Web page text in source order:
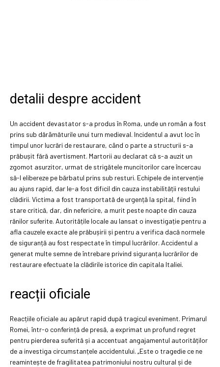
detalii despre accident
Un accident devastator s-a produs în Roma, unde un român a fost
prins sub dărâmăturile unui turn medieval. Incidentul a avut loc în
timpul unor lucrări de restaurare, când o parte a structurii s-a
prăbușit fără avertisment. Martorii au declarat că s-a auzit un
zgomot asurzitor, urmat de strigătele muncitorilor care încercau
să-l elibereze pe bărbatul prins sub resturi. Echipele de intervenție
au ajuns rapid, dar le-a fost dificil din cauza instabilității restului
clădirii. Victima a fost transportată de urgență la spital, fiind în
stare critică, dar, din nefericire, a murit peste noapte din cauza
rănilor suferite. Autoritățile locale au lansat o investigație pentru a
afla cauzele exacte ale prăbușirii și pentru a verifica dacă normele
de siguranță au fost respectate în timpul lucrărilor. Accidentul a
generat multe semne de întrebare privind siguranța lucrărilor de
restaurare efectuate la clădirile istorice din capitala Italiei.
reacții oficiale
Reacțiile oficiale au apărut rapid după tragicul eveniment. Primarul
Romei, într-o conferință de presă, a exprimat un profund regret
pentru pierderea suferită și a accentuat angajamentul autorităților
de a investiga circumstanțele accidentului. „Este o tragedie ce ne
reamintește de fragilitatea patrimoniului nostru cultural și de